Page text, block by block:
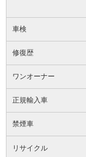
車検
修復歴
ワンオーナー
正規輸入車
禁煙車
リサイクル